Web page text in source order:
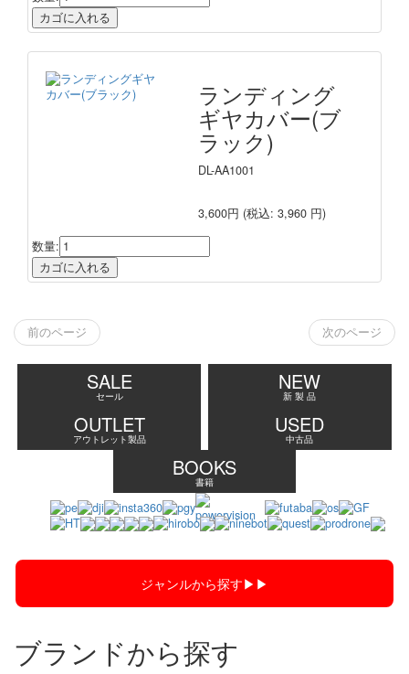
ランディング
ギヤカバー(ブ
ラック)
DL-AA1001
3,600円 (税込: 3,960 円)
数量:
前のページ 次のページ
SALE
セール
NEW
新 製 品
OUTLET
アウトレット製品
USED
中古品
BOOKS
書籍
ジャンルから探す▶︎▶︎
ブランドから探す